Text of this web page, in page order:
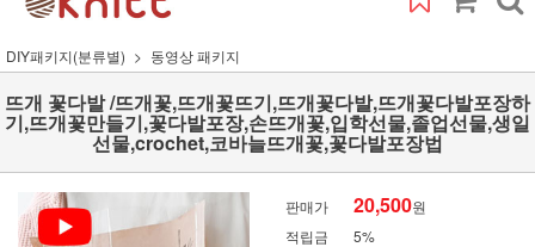
DIY패키지(분류별) 동영상 패키지
뜨개 꽃다발 /뜨개꽃,뜨개꽃뜨기,뜨개꽃다발,뜨개꽃다발포장하
기,뜨개꽃만들기,꽃다발포장,손뜨개꽃,입학선물,졸업선물,생일
선물,crochet,코바늘뜨개꽃,꽃다발포장법
판매가 20,500원
적립금
5%